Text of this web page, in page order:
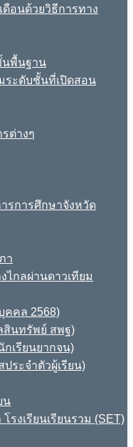
ดือนด้วยวิธีการทาง
นพื้นฐาน
ระดับชั้นที่เปิดสอน
ต่างๆ
รการศึกษาจังหวัด
า
ไกลผ่านดาวเทียม
คคล 2568)
สินทรัพย์ สพฐ)
เรียนยากจน)
ระจำตัวผู้เรียน)
น
รงเรียนเรียนรวม (SET)